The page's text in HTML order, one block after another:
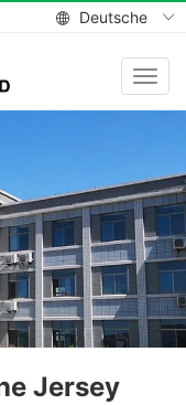
Deutsche
Jersey